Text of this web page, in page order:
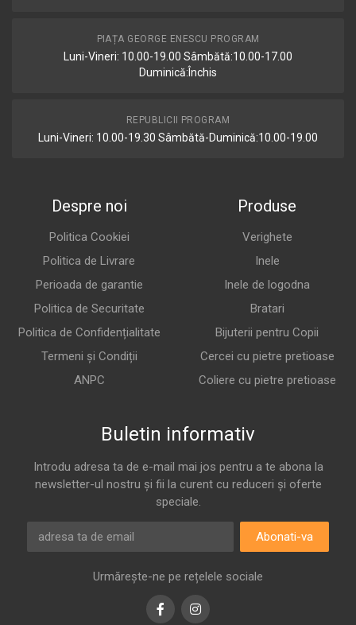
PIAȚA GEORGE ENESCU PROGRAM
Luni-Vineri: 10.00-19.00 Sâmbătă:10.00-17.00
Duminică:Închis
REPUBLICII PROGRAM
Luni-Vineri: 10.00-19.30 Sâmbătă-Duminică:10.00-19.00
Despre noi
Politica Cookiei
Politica de Livrare
Perioada de garantie
Politica de Securitate
Politica de Confidențialitate
Termeni și Condiții
ANPC
Produse
Verighete
Inele
Inele de logodna
Bratari
Bijuterii pentru Copii
Cercei cu pietre pretioase
Coliere cu pietre pretioase
Buletin informativ
Introdu adresa ta de e-mail mai jos pentru a te abona la
newsletter-ul nostru și fii la curent cu reduceri și oferte
speciale.
Abonati-va
Urmărește-ne pe rețelele sociale
FacebookInstagram